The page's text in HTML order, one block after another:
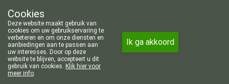
011/606002
Vandaag
Cookies
Deze website maakt gebruik van
cookies om uw gebruikservaring te
verbeteren en om onze diensten en
aanbiedingen aan te passen aan
uw interesses. Door op deze
website te blijven, accepteert u dit
gebruik van cookies. Klik hier voor
meer info.
Ik ga akkoord